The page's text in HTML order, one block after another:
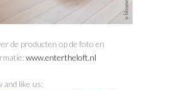
de producten op de foto en
www.entertheloft.nl
and like us: